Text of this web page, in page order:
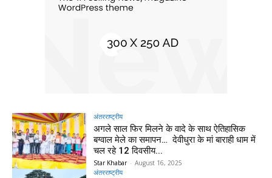
अंतरराष्ट्रीय
अगले साल फिर मिलने के वादे के साथ ऐतिहासिक
बग्वाल मेले का समापन… देवीधुरा के मां बाराही धाम में
चल रहे 12 दिवसीय...
Star Khabar - August 16, 2025
अंतरराष्ट्रीय